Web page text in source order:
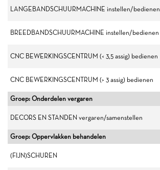
LANGEBANDSCHUURMACHINE instellen/bedienen
BREEDBANDSCHUURMACHINE instellen/bedienen
CNC BEWERKINGSCENTRUM (< 3,5 assig) bedienen
CNC BEWERKINGSCENTRUM (> 3 assig) bedienen
Groep: Onderdelen vergaren
DECORS EN STANDEN vergaren/samenstellen
Groep: Oppervlakken behandelen
(FIJN)SCHUREN